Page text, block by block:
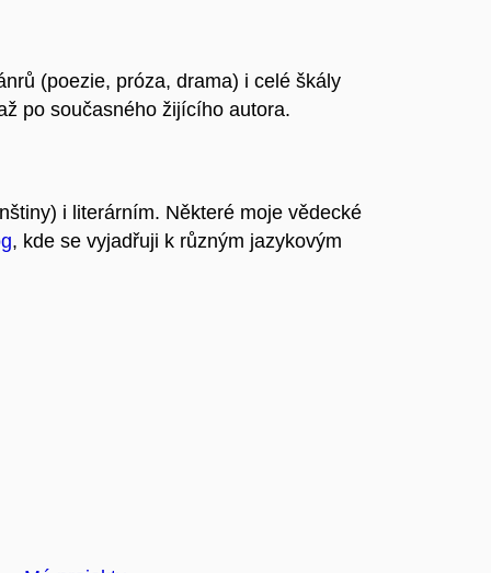
(poezie, próza, drama) i celé škály
po současného žijícího autora.
i literárním. Některé moje vědecké
, kde se vyjadřuji k různým jazykovým